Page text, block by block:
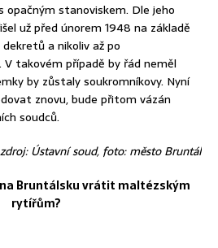
opačným stanoviskem. Dle jeho
už před únorem 1948 na základě
a nikoliv až po
takovém případě by řád neměl
by zůstaly soukromníkovy. Nyní
znovu, bude přitom vázán
soudců.
Ústavní soud, foto: město Bruntál
Bruntálsku vrátit maltézským
rytířům?